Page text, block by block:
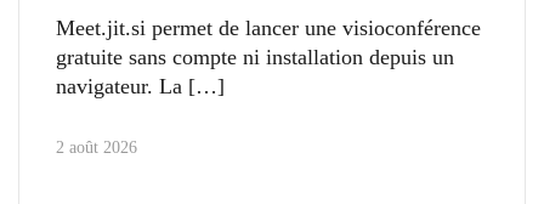
Meet.jit.si permet de lancer une visioconférence
gratuite sans compte ni installation depuis un
navigateur. La
2 août 2026